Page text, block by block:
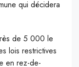
qui décidera
de 5 000 le
lois restrictives
en rez-de-